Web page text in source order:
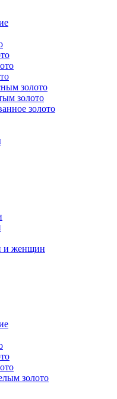
золото
золото
золото
и женщин
золото